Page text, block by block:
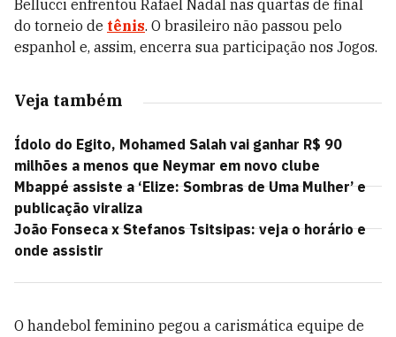
Bellucci enfrentou Rafael Nadal nas quartas de final
do torneio de tênis. O brasileiro não passou pelo
espanhol e, assim, encerra sua participação nos Jogos.
Veja também
Ídolo do Egito, Mohamed Salah vai ganhar R$ 90
milhões a menos que Neymar em novo clube
Mbappé assiste a ‘Elize: Sombras de Uma Mulher’ e
publicação viraliza
João Fonseca x Stefanos Tsitsipas: veja o horário e
onde assistir
O handebol feminino pegou a carismática equipe de